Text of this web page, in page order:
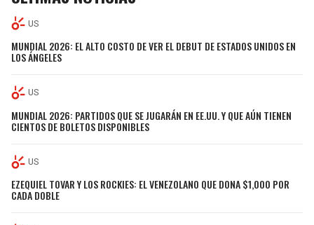
US
MUNDIAL 2026: EL ALTO COSTO DE VER EL DEBUT DE ESTADOS UNIDOS EN
LOS ÁNGELES
US
MUNDIAL 2026: PARTIDOS QUE SE JUGARÁN EN EE.UU. Y QUE AÚN TIENEN
CIENTOS DE BOLETOS DISPONIBLES
US
EZEQUIEL TOVAR Y LOS ROCKIES: EL VENEZOLANO QUE DONA $1,000 POR
CADA DOBLE